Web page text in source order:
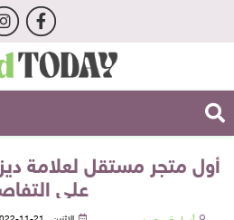
أول متجر مستقل لعلامة
على
الإثنين , 21-11-2022